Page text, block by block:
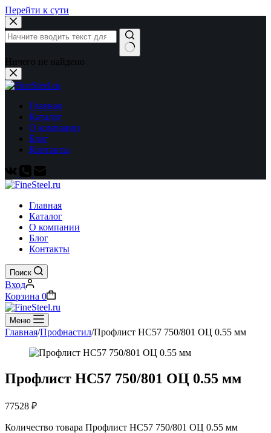
Перейти к сути
Ничего не найдено
Главная
Каталог
О компании
Блог
Контакты
Главная
Каталог
О компании
Блог
Контакты
Поиск
Вход
Корзина 0
Меню
Главная/Профнастил/Профлист НС57 750/801 ОЦ 0.55 мм
Профлист НС57 750/801 ОЦ 0.55 мм
77528 ₽
Количество товара Профлист НС57 750/801 ОЦ 0.55 мм